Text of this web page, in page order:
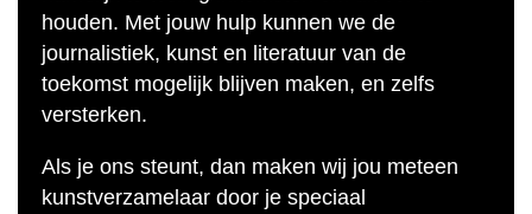
houden. Met jouw hulp kunnen we de
journalistiek, kunst en literatuur van de
toekomst mogelijk blijven maken, en zelfs
versterken.
Als je ons steunt, dan maken wij jou meteen
kunstverzamelaar door je speciaal